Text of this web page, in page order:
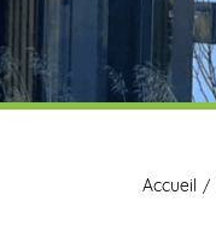
Accueil